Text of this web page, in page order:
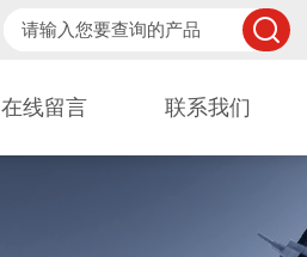
在线留言 联系我们